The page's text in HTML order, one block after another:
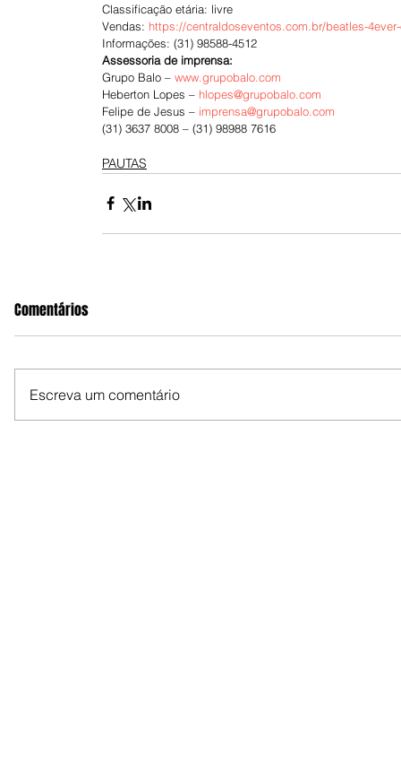
Classificação etária: livre
Vendas: https://centraldoseventos.com.br/beatles-
Informações: (31) 98588-4512
Assessoria de imprensa:
Grupo Balo – www.grupobalo.com
Heberton Lopes – hlopes@grupobalo.com
Felipe de Jesus – imprensa@grupobalo.com
(31) 3637 8008 – (31) 98988 7616
PAUTAS
Comentários
Escreva um comentário